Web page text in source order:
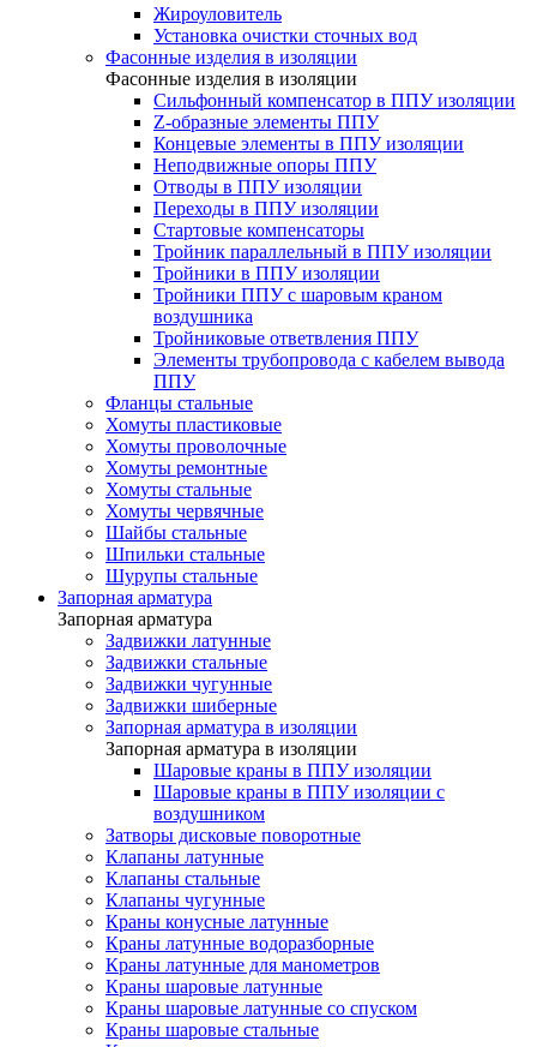
Жироуловитель
Установка очистки сточных вод
Фасонные изделия в изоляции
Фасонные изделия в изоляции
Cильфонный компенсатор в ППУ изоляции
Z-образные элементы ППУ
Концевые элементы в ППУ изоляции
Неподвижные опоры ППУ
Отводы в ППУ изоляции
Переходы в ППУ изоляции
Стартовые компенсаторы
Тройник параллельный в ППУ изоляции
Тройники в ППУ изоляции
Тройники ППУ с шаровым краном
воздушника
Тройниковые ответвления ППУ
Элементы трубопровода с кабелем вывода
ППУ
Фланцы стальные
Хомуты пластиковые
Хомуты проволочные
Хомуты ремонтные
Хомуты стальные
Хомуты червячные
Шайбы стальные
Шпильки стальные
Шурупы стальные
Запорная арматура
Запорная арматура
Задвижки латунные
Задвижки стальные
Задвижки чугунные
Задвижки шиберные
Запорная арматура в изоляции
Запорная арматура в изоляции
Шаровые краны в ППУ изоляции
Шаровые краны в ППУ изоляции с
воздушником
Затворы дисковые поворотные
Клапаны латунные
Клапаны стальные
Клапаны чугунные
Краны конусные латунные
Краны латунные водоразборные
Краны латунные для манометров
Краны шаровые латунные
Краны шаровые латунные со спуском
Краны шаровые стальные